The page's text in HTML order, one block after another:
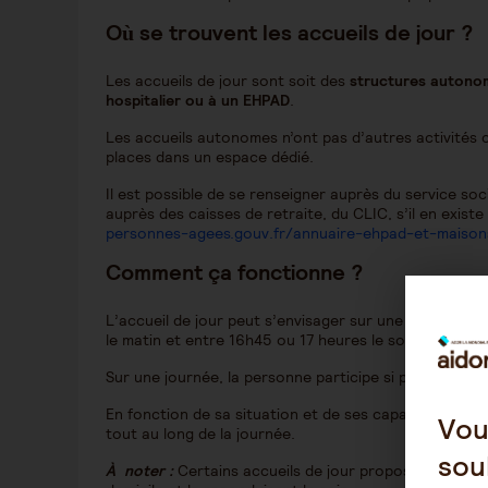
Où se trouvent les accueils de jour ?
Les accueils de jour sont soit des structures
hospitalier ou à un EHPAD.
Les accueils autonomes n’ont pas d’autres
places dans un espace dédié.
Il est possible de se renseigner auprès du service
auprès des caisses de retraite, du CLIC, s’il en
personnes-agees.gouv.fr/annuaire-ehpad-et-
Comment ça fonctionne ?
L’accueil de jour peut s’envisager sur une demi-
le matin et entre 16h45 ou 17 heures le soir.
Sur une journée, la personne participe si possible à
En fonction de sa situation et de ses capacités, elle
tout au long de la journée.
À noter : Certains accueils de jour proposent